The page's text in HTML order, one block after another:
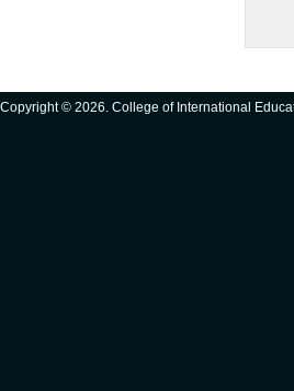
Copyright © 2026. College of International